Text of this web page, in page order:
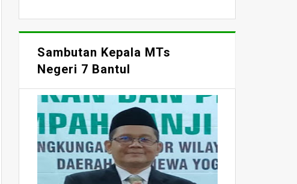
Sambutan Kepala MTs
Negeri 7 Bantul